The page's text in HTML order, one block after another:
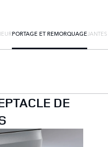
PORTAGE ET REMORQUAGE
DE